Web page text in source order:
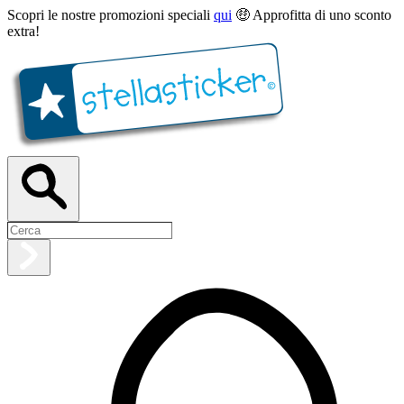
Scopri le nostre promozioni speciali qui 🤑 Approfitta di uno sconto
extra!